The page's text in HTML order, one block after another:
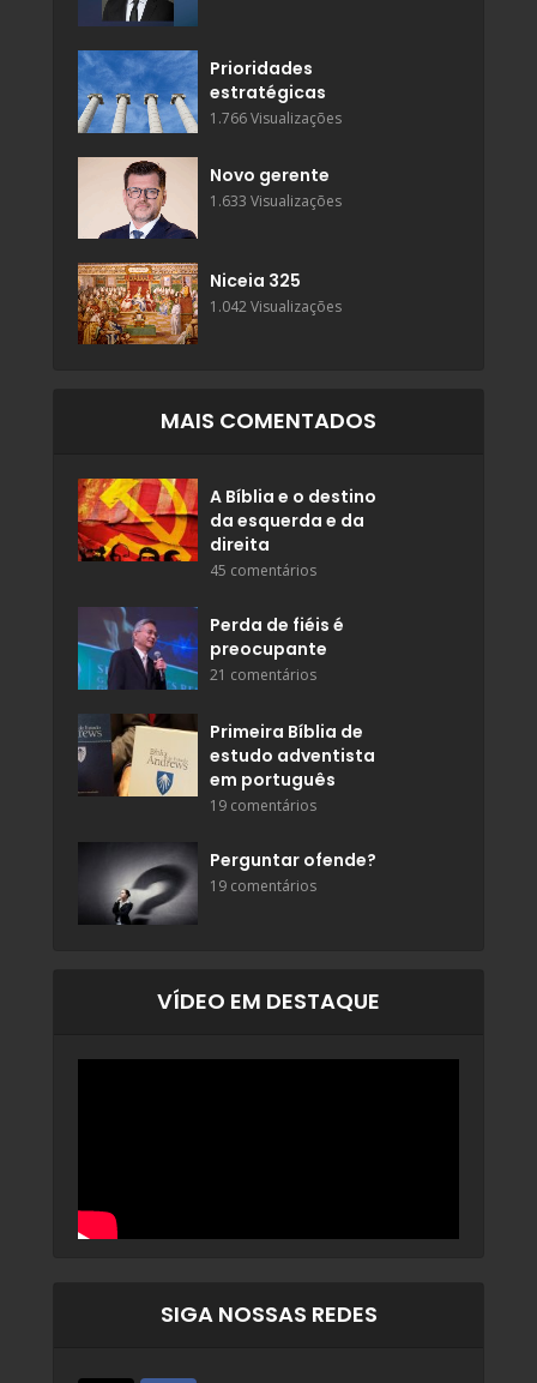
Prioridades
estratégicas
1.766 Visualizações
Novo gerente
1.633 Visualizações
Niceia 325
1.042 Visualizações
MAIS COMENTADOS
A Bíblia e o destino
da esquerda e da
direita
45 comentários
Perda de fiéis é
preocupante
21 comentários
Primeira Bíblia de
estudo adventista
em português
19 comentários
Perguntar ofende?
19 comentários
VÍDEO EM DESTAQUE
SIGA NOSSAS REDES